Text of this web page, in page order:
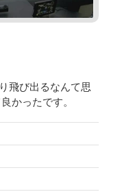
飛び出るなんて思
かったです。